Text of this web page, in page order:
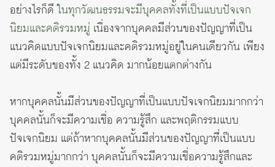
อย่างไรก็ดีในทุกวัฒนธรรมจะมีบุคคลทั้งที่เป็นแบบปัจเจก
นิยมและคติรวมหมู่ เนื่องจากบุคคลมีส่วนของปัญญาที่เป็น
แนวคิดแบบปัจเจกนิยมและคติรวมหมู่อยู่ในคนเดียวกัน เพียง
แต่มีระดับของทั้ง 2 แนวคิด มากน้อยแตกต่างกัน
หากบุคคลนั้นมีส่วนของปัญญาที่เป็นแบบปัจเจกนิยมมากกว่า
บุคคลนั้นก็จะมีความเชื่อ ความรู้สึก และพฤติกรรมแบบ
ปัจเจกนิยม แต่ถ้าหากบุคคลนั้นมีส่วนของปัญญาที่เป็นแบบ
คติรวมหมู่มากกว่า บุคคลนั้นก็จะมีความเชื่อความรู้สึกและ